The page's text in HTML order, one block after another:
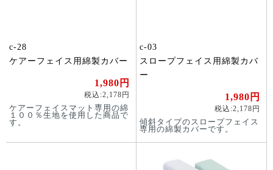
c-28
ケアーフェイス用綿製カバー
1,980円
税込:2,178円
ケアーフェイスマット専用の綿
１００％生地を使用した商品で
す。
c-03
スロープフェイス用綿製カバ
ー
1,980円
税込:2,178円
傾斜タイプのスロープフェイス
専用の綿製カバーです。